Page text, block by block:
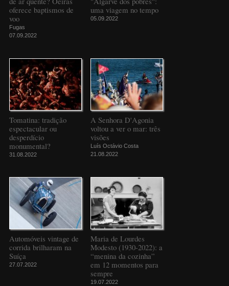
oferece baptismos de
voo
Fugas
07.09.2022
uma viagem no tempo
05.09.2022
Tomatina: tradição
espectacular ou
desperdício
monumental?
31.08.2022
A Senhora D'Agonia
voltou a ver o mar: três
visões
Luís Octávio Costa
21.08.2022
Automóveis vintage de
corrida brilharam na
Suíça
27.07.2022
Maria de Lourdes
Modesto (1930-2022): a
“menina da cozinha”
em 12 momentos para
sempre
19.07.2022